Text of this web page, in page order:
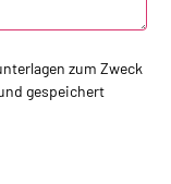
zum Zweck
gespeichert